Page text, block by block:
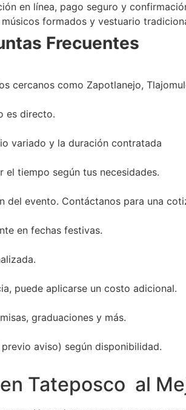
en línea, pago seguro y
músicos formados y vestuario
Frecuentes
cercanos como Zapotlanejo,
es directo.
variado y la duración contratada
el tiempo según tus necesidades.
del evento. Contáctanos para una
en fechas festivas.
puede aplicarse un costo adicional.
graduaciones y más.
aviso) según disponibilidad.
Tateposco al